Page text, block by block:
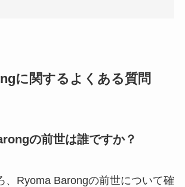
に関するよくある質問
の前世は誰ですか？
、Ryoma Barongの前世について確